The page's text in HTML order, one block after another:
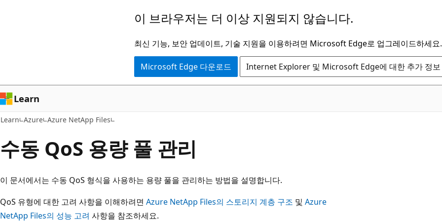
로
건
너
뛰
기
이 브라우저는 더 이상 지원되지 않습니다.
최신 기능, 보안 업데이트, 기술 지원을 이용하려면 Microsoft Edge로 업그레이드하세요.
Microsoft Edge 다운로드 Internet Explorer 및 Microsoft Edge에 대한 추가 정보
Learn
Learn Azure Azure NetApp Files
수동 QoS 용량 풀 관리
이 문서에서는 수동 QoS 형식을 사용하는 용량 풀을 관리하는 방법을 설명합니다.
QoS 유형에 대한 고려 사항을 이해하려면 Azure NetApp Files의 스토리지 계층 구조 및 Azure
NetApp Files의 성능 고려 사항을 참조하세요.